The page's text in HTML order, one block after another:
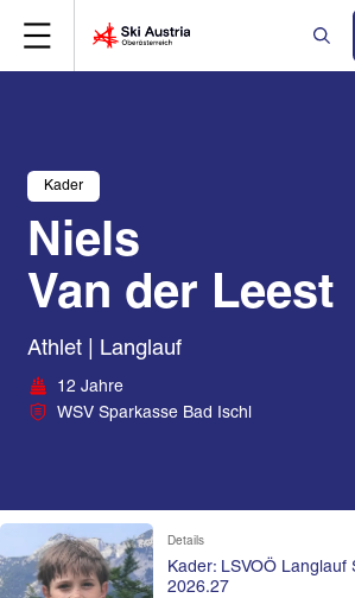
Kader
Niels
Van der Leest
Athlet | Langlauf
12 Jahre
WSV Sparkasse Bad Ischl
Details
Kader: LSVOÖ Langlauf
2026.27